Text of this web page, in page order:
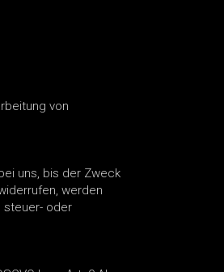
von
uns, bis der Zweck
werden
steuer- oder